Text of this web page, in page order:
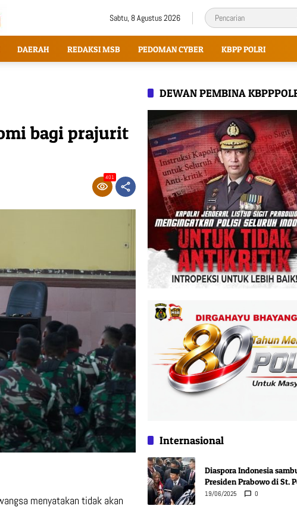
Sabtu, 8 Agustus 2026
DAERAH REDAKSI MSB PEDOMAN CYBER KBPP POLRI
bagi prajurit
401
menyatakan tidak akan
DEWAN PEMBINA
Internasional
Diaspora Indonesia
Presiden Prabowo di St.
19/06/2025 0